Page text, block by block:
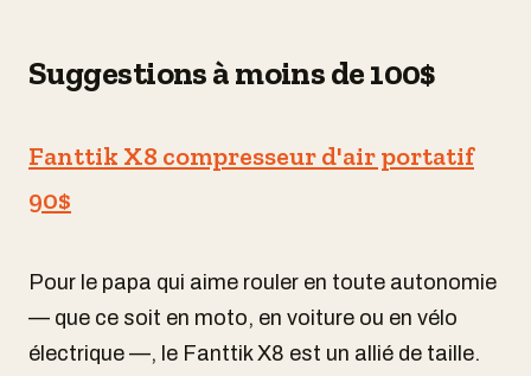
Suggestions à moins de 100$
Fanttik X8 compresseur d'air portatif
90$
Pour le papa qui aime rouler en toute autonomie
— que ce soit en moto, en voiture ou en vélo
électrique —, le Fanttik X8 est un allié de taille.